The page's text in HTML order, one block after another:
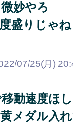
妙やろ
盛りじゃね
07/25(月)
動速度ほ
メダル入